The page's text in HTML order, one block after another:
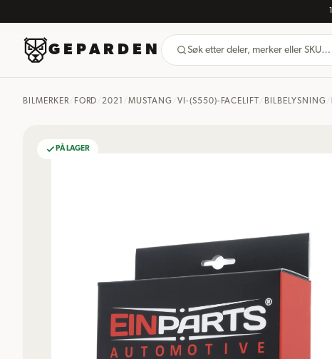
GEPARDEN Søk etter deler, merker eller SKU…
BILMERKER/ FORD /2021 /MUSTANG VI-(S550)-FACELIFT BILBELYSNING
PÅ LAGER